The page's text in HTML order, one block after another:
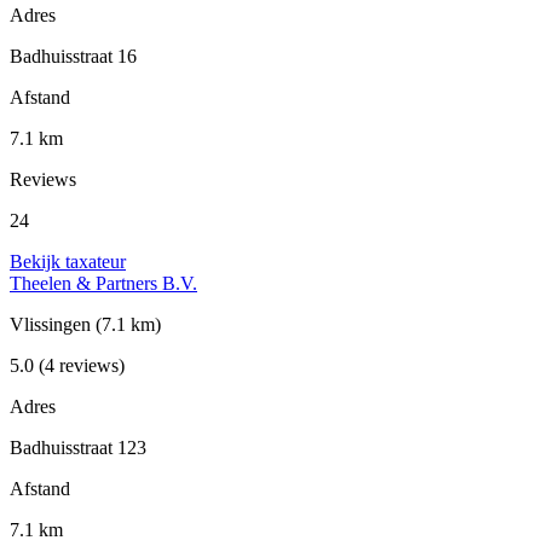
Adres
Badhuisstraat 16
Afstand
7.1 km
Reviews
24
Bekijk taxateur
Theelen & Partners B.V.
Vlissingen (7.1 km)
5.0 (4 reviews)
Adres
Badhuisstraat 123
Afstand
7.1 km